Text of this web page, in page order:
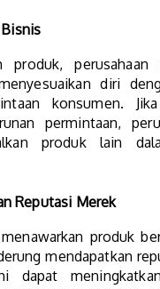
produk,
diri
konsumen.
permintaan,
produk lain
Reputasi Merek
produk
mendapatkan
meningkatkan